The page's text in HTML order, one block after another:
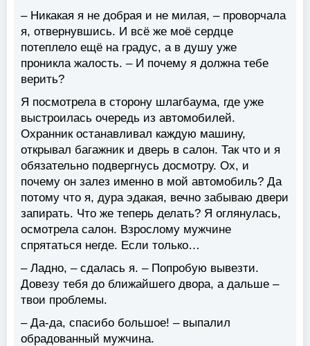
– Никакая я не добрая и не милая, – проворчала
я, отвернувшись. И всё же моё сердце
потеплело ещё на градус, а в душу уже
проникла жалость. – И почему я должна тебе
верить?
Я посмотрела в сторону шлагбаума, где уже
выстроилась очередь из автомобилей.
Охранник останавливал каждую машину,
открывал багажник и дверь в салон. Так что и я
обязательно подвергнусь досмотру. Ох, и
почему он залез именно в мой автомобиль? Да
потому что я, дура эдакая, вечно забываю двери
запирать. Что же теперь делать? Я оглянулась,
осмотрела салон. Взрослому мужчине
спрятаться негде. Если только…
– Ладно, – сдалась я. – Попробую вывезти.
Довезу тебя до ближайшего двора, а дальше –
твои проблемы.
– Да-да, спасибо большое! – выпалил
обрадованный мужчина.